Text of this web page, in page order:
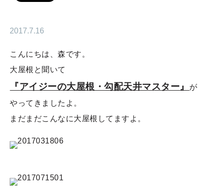
2017.7.16
こんにちは、森です。
大屋根と聞いて
『アイジーの大屋根・勾配天井マスター』
が
やってきましたよ。
まだまだこんなに大屋根してますよ。